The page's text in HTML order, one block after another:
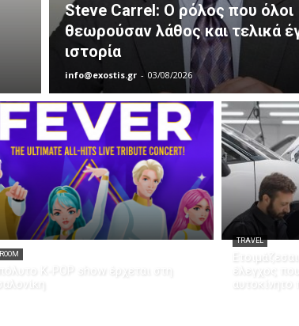
Steve Carrel: Ο ρόλος που όλοι
θεωρούσαν λάθος και τελικά
ιστορία
info@exostis.gr - 03/08/2026
K-POP show έρχεται στη
TRAVEL
έλεγχος
αυτοκίνητο